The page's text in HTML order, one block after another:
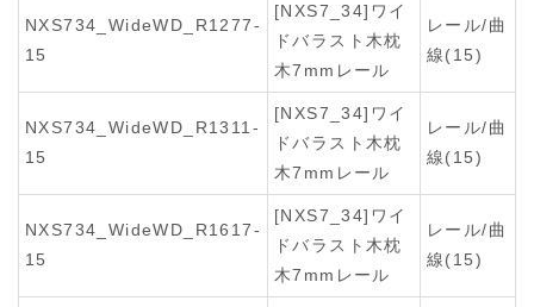
NXS734_WideWD_R1277-
15
[NXS7_34]ワイ
ドバラスト木枕
木7mmレール
レール/曲
線(15)
NXS734_WideWD_R1311-
15
[NXS7_34]ワイ
ドバラスト木枕
木7mmレール
レール/曲
線(15)
NXS734_WideWD_R1617-
15
[NXS7_34]ワイ
ドバラスト木枕
木7mmレール
レール/曲
線(15)